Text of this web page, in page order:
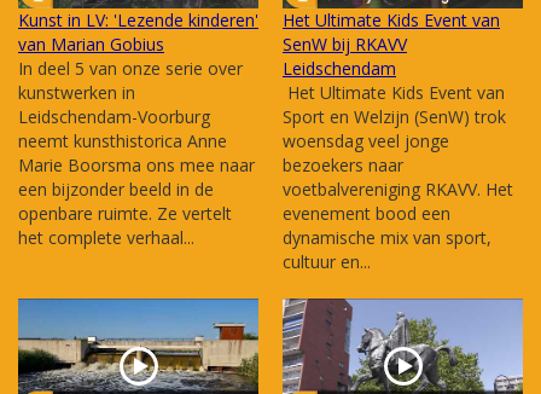
Kunst in LV: 'Lezende kinderen'
van Marian Gobius
In deel 5 van onze serie over
kunstwerken in
Leidschendam-Voorburg
neemt kunsthistorica Anne
Marie Boorsma ons mee naar
een bijzonder beeld in de
openbare ruimte. Ze vertelt
het complete verhaal...
Het Ultimate Kids Event van
SenW bij RKAVV
Leidschendam
Het Ultimate Kids Event van
Sport en Welzijn (SenW) trok
woensdag veel jonge
bezoekers naar
voetbalvereniging RKAVV. Het
evenement bood een
dynamische mix van sport,
cultuur en...